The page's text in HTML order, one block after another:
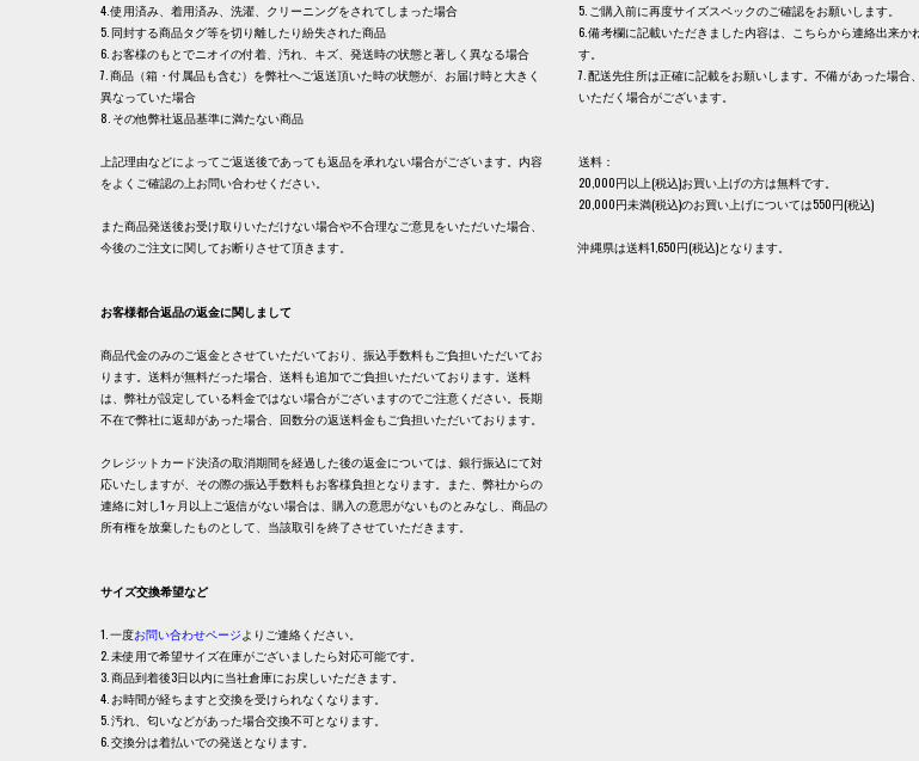
4. 使用済み、着用済み、洗濯、クリーニングをされてしまった場合
5. 同封する商品タグ等を切り離したり紛失された商品
6. お客様のもとでニオイの付着、汚れ、キズ、発送時の状態と著しく異なる場合
7. 商品（箱・付属品も含む）を弊社へご返送頂いた時の状態が、お届け時と大きく
異なっていた場合
8. その他弊社返品基準に満たない商品
上記理由などによってご返送後であっても返品を承れない場合がございます。内容
をよくご確認の上お問い合わせください。
また商品発送後お受け取りいただけない場合や不合理なご意見をいただいた場合、
今後のご注文に関してお断りさせて頂きます。
お客様都合返品の返金に関しまして
商品代金のみのご返金とさせていただいており、振込手数料もご負担いただいてお
ります。送料が無料だった場合、送料も追加でご負担いただいております。送料
は、弊社が設定している料金ではない場合がございますのでご注意ください。長期
不在で弊社に返却があった場合、回数分の返送料金もご負担いただいております。
クレジットカード決済の取消期間を経過した後の返金については、銀行振込にて対
応いたしますが、その際の振込手数料もお客様負担となります。また、弊社からの
連絡に対し1ヶ月以上ご返信がない場合は、購入の意思がないものとみなし、商品の
所有権を放棄したものとして、当該取引を終了させていただきます。
サイズ交換希望など
1. 一度お問い合わせページよりご連絡ください。
2. 未使用で希望サイズ在庫がございましたら対応可能です。
3. 商品到着後3日以内に当社倉庫にお戻しいただきます。
4. お時間が経ちますと交換を受けられなくなります。
5. 汚れ、匂いなどがあった場合交換不可となります。
6. 交換分は着払いでの発送となります。
5. ご購入前に再度サイズスペックのご確認をお願いします。
6. 備考欄に記載いただきました内容は、こちらから連絡出来か
す。
7. 配送先住所は正確に記載をお願いします。不備があった場合
いただく場合がございます。
送料：
20,000円以上(税込)お買い上げの方は無料です。
20,000円未満(税込)のお買い上げについては550円(税込)
沖縄県は送料1,650円(税込)となります。